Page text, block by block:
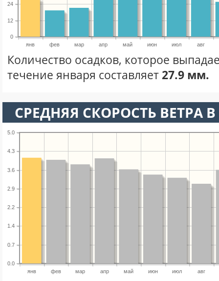
янв фев мар апр май июн июл авг
0
12
24
Количество осадков, которое
течение января составляет 27.9 мм.
СРЕДНЯЯ СКОРОСТЬ ВЕТРА
янв фев мар апр май июн июл авг
0.0
0.7
1.4
2.2
2.9
3.6
4.3
5.0